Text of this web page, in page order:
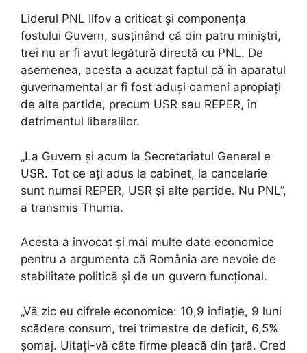
Liderul PNL Ilfov a criticat și componența
fostului Guvern, susținând că din patru miniștri,
trei nu ar fi avut legătură directă cu PNL. De
asemenea, acesta a acuzat faptul că în aparatul
guvernamental ar fi fost aduși oameni apropiați
de alte partide, precum USR sau REPER, în
detrimentul liberalilor.
„La Guvern și acum la Secretariatul General e
USR. Tot ce ați adus la cabinet, la cancelarie
sunt numai REPER, USR și alte partide. Nu PNL”,
a transmis Thuma.
Acesta a invocat și mai multe date economice
pentru a argumenta că România are nevoie de
stabilitate politică și de un guvern funcțional.
„Vă zic eu cifrele economice: 10,9 inflație, 9 luni
scădere consum, trei trimestre de deficit, 6,5%
șomaj. Uitați-vă câte firme pleacă din țară. Cred